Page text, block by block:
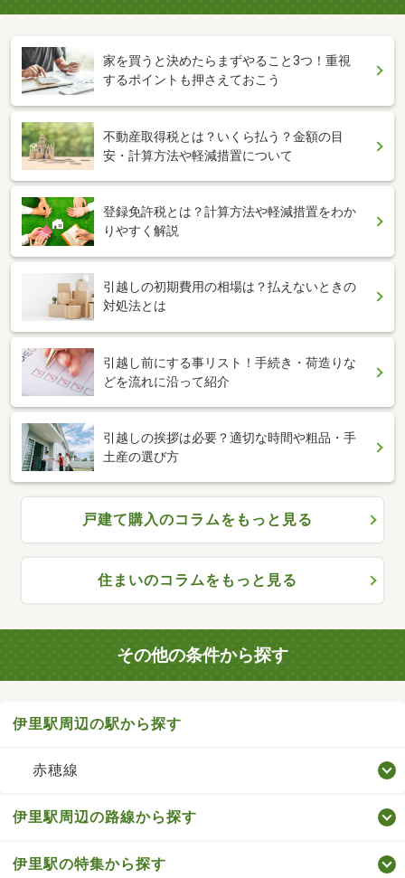
家を買うと決めたらまずやること3つ！重視
するポイントも押さえておこう
不動産取得税とは？いくら払う？金額の目
安・計算方法や軽減措置について
登録免許税とは？計算方法や軽減措置をわか
りやすく解説
引越しの初期費用の相場は？払えないときの
対処法とは
引越し前にする事リスト！手続き・荷造りな
どを流れに沿って紹介
引越しの挨拶は必要？適切な時間や粗品・手
土産の選び方
戸建て購入のコラムをもっと見る
住まいのコラムをもっと見る
その他の条件から探す
伊里駅周辺の駅から探す
赤穂線
伊里駅周辺の路線から探す
伊里駅の特集から探す